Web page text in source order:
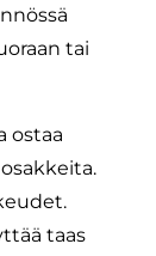
tai
ostaa
taas